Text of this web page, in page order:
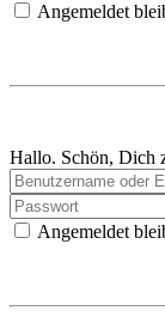
Angemeldet
Hallo. Schön, Dich
Angemeldet